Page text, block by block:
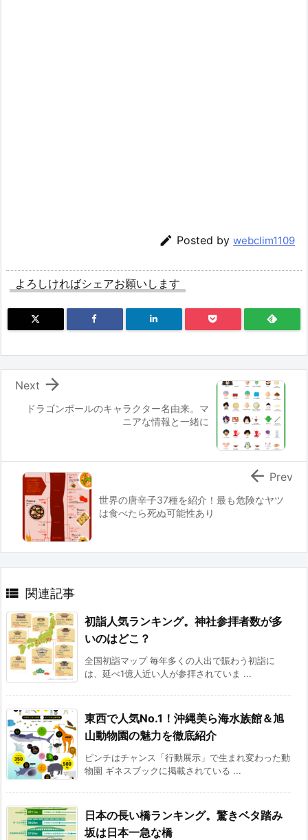
 Posted by webclim1109
よろしければシェアお願いします
ドラゴンボールのキャラクター名由来。マ
ニアな情報と一緒に

Next
世界の唐辛子37種を紹介！最も危険なヤツ
は食べたら死ぬ可能性あり
 Prev
 関連記事
初詣人気ランキング。神社参拝者数が多
いのはどこ？
全国初詣マップ 毎年多くの人出で賑わう初詣に
は、延べ1億人近い人が参拝されていま ...
東西で人気No.1！沖縄美ら海水族館＆旭
山動物園の魅力を徹底紹介
ピンチはチャンス「行動展示」で生まれ変わった動
物園 ギネスブックに掲載されている ...
日本の長い橋ランキング。驚きベタ踏み
坂は日本一急な橋